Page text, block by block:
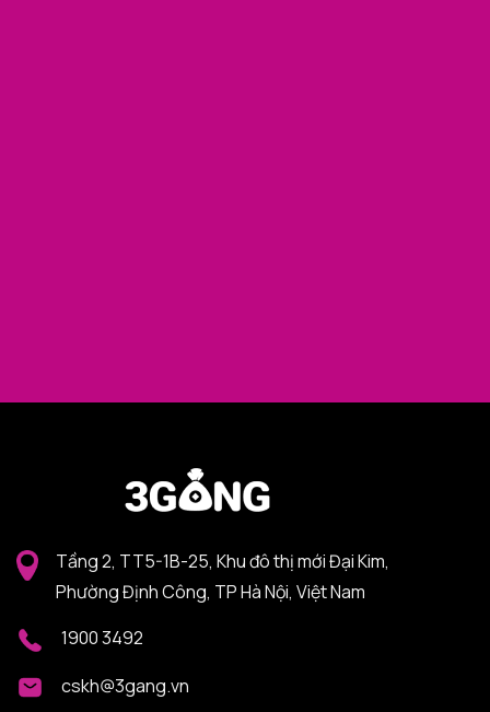
Tầng 2, TT5-1B-25, Khu đô thị mới Đại Kim,
Phường Định Công, TP Hà Nội, Việt Nam
1900 3492
cskh@3gang.vn